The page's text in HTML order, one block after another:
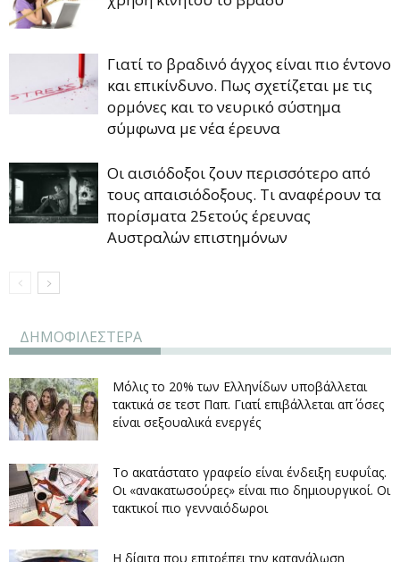
Γιατί το βραδινό άγχος είναι πιο έντονο
και επικίνδυνο. Πως σχετίζεται με τις
ορμόνες και το νευρικό σύστημα
σύμφωνα με νέα έρευνα
Οι αισιόδοξοι ζουν περισσότερο από
τους απαισιόδοξους. Τι αναφέρουν τα
πορίσματα 25ετούς έρευνας
Αυστραλών επιστημόνων
ΔΗΜΟΦΙΛΕΣΤΕΡΑ
Μόλις το 20% των Ελληνίδων υποβάλλεται
τακτικά σε τεστ Παπ. Γιατί επιβάλλεται απ΄ όσες
είναι σεξουαλικά ενεργές
Το ακατάστατο γραφείο είναι ένδειξη ευφυΐας.
Οι «ανακατωσούρες» είναι πιο δημιουργικοί. Οι
τακτικοί πιο γενναιόδωροι
Η δίαιτα που επιτρέπει την κατανάλωση